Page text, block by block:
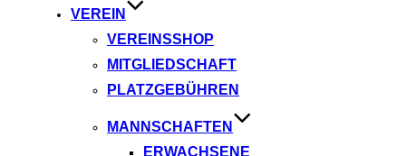
VEREIN
VEREINSSHOP
MITGLIEDSCHAFT
PLATZGEBÜHREN
MANNSCHAFTEN
ERWACHSENE